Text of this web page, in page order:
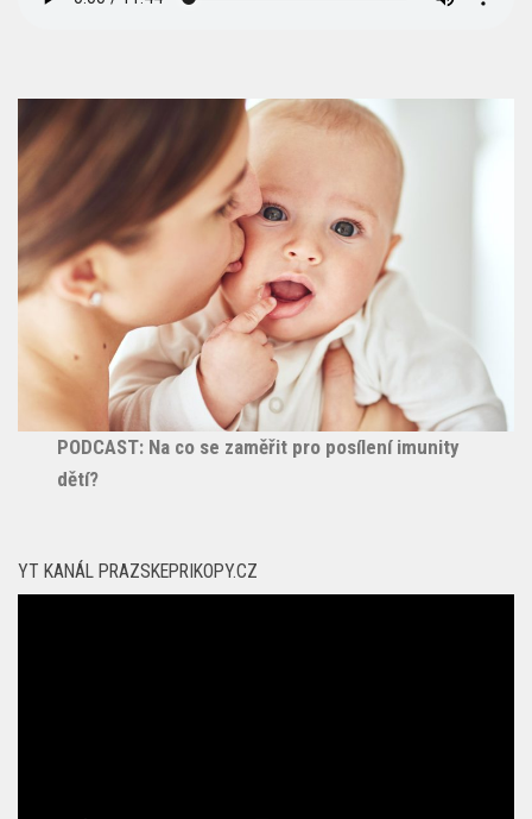
PODCAST: Na co se zaměřit pro posílení imunity
dětí?
YT KANÁL PRAZSKEPRIKOPY.CZ